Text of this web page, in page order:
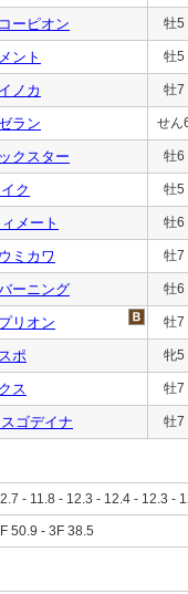
ーピオン 牡5
ント 牡5
ノカ 牡7
ラン せん
クスター 牡6
ク 牡5
メート 牡6
ミカワ 牡7
ーニング 牡6
リオン 牡7
ポ 牝5
ス 牡7
ゴデイナ 牡7
- 11.8 - 12.3 - 12.4 - 12.3 -
50.9 - 3F 38.5